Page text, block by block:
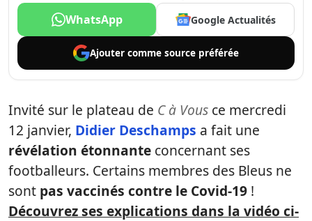
WhatsApp Google Actualités
Ajouter comme source préférée
Invité sur le plateau de C à Vous ce mercredi
12 janvier, Didier Deschamps a fait une
révélation étonnante concernant ses
footballeurs. Certains membres des Bleus ne
sont pas vaccinés contre le Covid-19 !
Découvrez ses explications dans la vidéo ci-